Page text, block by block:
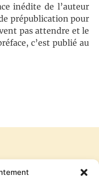
inédite de l’auteur
prépublication pour
pas attendre et le
c’est publié au
SUIVANT